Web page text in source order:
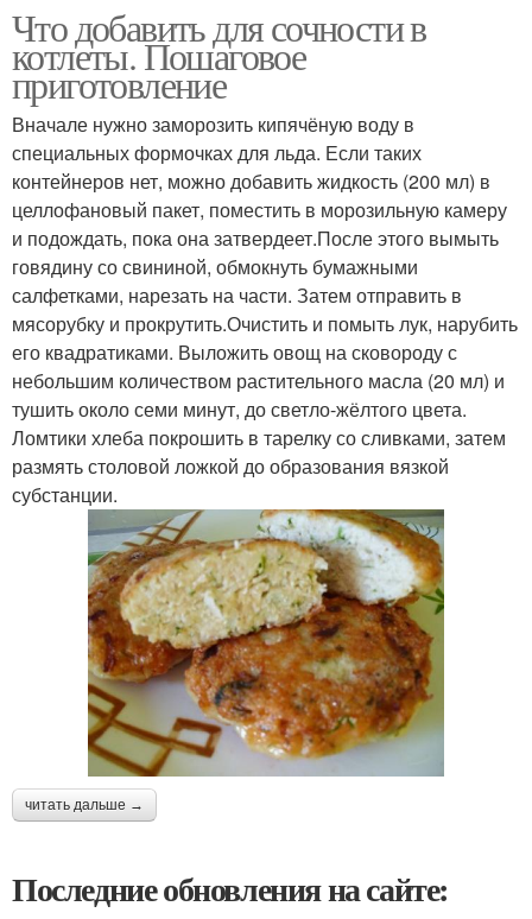
Что добавить для сочности в
котлеты. Пошаговое
приготовление
Вначале нужно заморозить кипячёную воду в
специальных формочках для льда. Если таких
контейнеров нет, можно добавить жидкость (200 мл) в
целлофановый пакет, поместить в морозильную камеру
и подождать, пока она затвердеет.После этого вымыть
говядину со свининой, обмокнуть бумажными
салфетками, нарезать на части. Затем отправить в
мясорубку и прокрутить.Очистить и помыть лук, нарубить
его квадратиками. Выложить овощ на сковороду с
небольшим количеством растительного масла (20 мл) и
тушить около семи минут, до светло-жёлтого цвета.
Ломтики хлеба покрошить в тарелку со сливками, затем
размять столовой ложкой до образования вязкой
субстанции.
читать дальше →
Последние обновления на сайте: